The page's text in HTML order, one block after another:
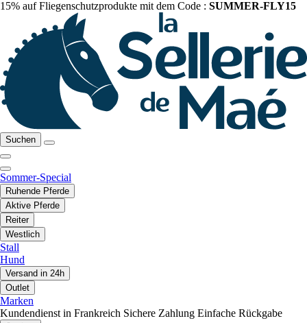
15% auf Fliegenschutzprodukte mit dem Code : SUMMER-FLY15
Suchen
Sommer-Special
Ruhende Pferde
Aktive Pferde
Reiter
Westlich
Stall
Hund
Versand in 24h
Outlet
Marken
Kundendienst in Frankreich Sichere Zahlung Einfache Rückgabe